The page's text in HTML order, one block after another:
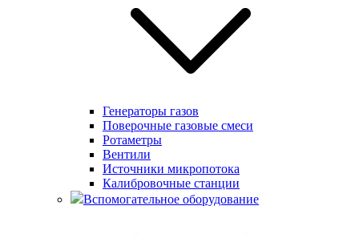
Генераторы газов
Поверочные газовые смеси
Ротаметры
Вентили
Источники микропотока
Калибровочные станции
Вспомогательное оборудование